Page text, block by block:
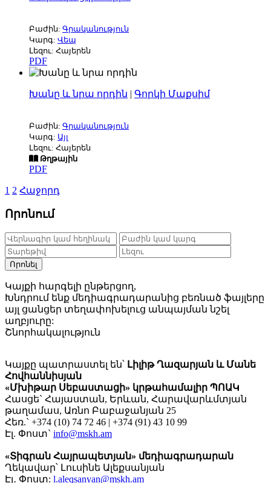
Բաժին: Գրականություն
Կարգ: Վեպ
Լեզու: Հայերեն
PDF
Խանը և նրա որդին | Գորկի Մաքսիմ
Բաժին: Գրականություն
Կարգ: Այլ
Լեզու: Հայերեն
Թղթային
PDF
1 2 Հաջորդ
Որոնում
Որոնել
Կայքի հարգելի ընթերցող,
Խնդրում ենք մեդիագրադարանից բեռնած ֆայլերը
այլ ցանցեր տեղափոխելուց անպայման նշել
աղբյուրը:
Շնորհակալություն
Կայքը պատրաստել են՝ Լիլիթ Ղազարյան և Մանե
Հովհաննիսյան
«Մխիթար Սեբաստացի» կրթահամալիր ՊՈԱԿ
Հասցե` Հայաստան, Երևան, Հարավարևմտյան
թաղամաս, Առնո Բաբաջանյան 25
Հեռ.` +374 (10) 74 72 46 | +374 (91) 43 10 99
Էլ. Փոստ` info@mskh.am
«Տիգրան Հայրապետյան» մեդիագրադարան
Ղեկավար՝ Լուսինե Ալեքսանյան
Էլ․ Փոստ: l.aleqsanyan@mskh.am